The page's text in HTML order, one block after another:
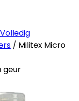
Volledig
/ Militex Micro
geur